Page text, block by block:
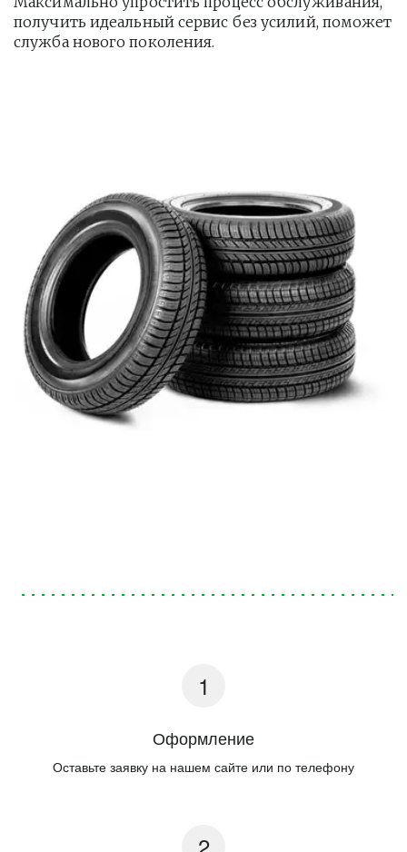
получить идеальный сервис без усилий, поможет
служба нового поколения.
Оформление
Оставьте заявку на нашем сайте или по телефону